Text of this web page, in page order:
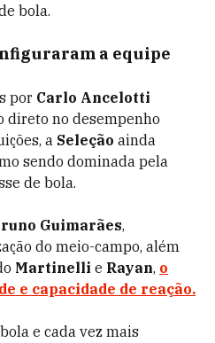
bola.
a equipe
por Carlo Ancelotti
no desempenho
a Seleção ainda
sendo dominada pela
de bola.
Guimarães,
do meio-campo, além
Martinelli e Rayan, o
e capacidade de reação.
e cada vez mais